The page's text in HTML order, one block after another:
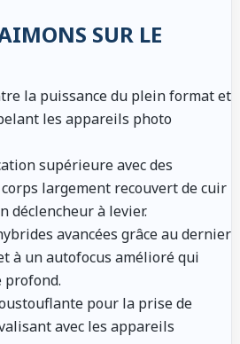
SUR LE
la puissance du plein format et
les appareils photo
supérieure avec des
largement recouvert de cuir
déclencheur à levier.
avancées grâce au dernier
à un autofocus amélioré qui
pour la prise de
avec les appareils